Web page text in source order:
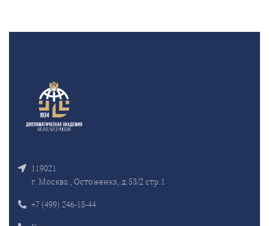
119021
г. Москва , Остоженка, д.53/2 стр.1
+7 (499) 246-18-44